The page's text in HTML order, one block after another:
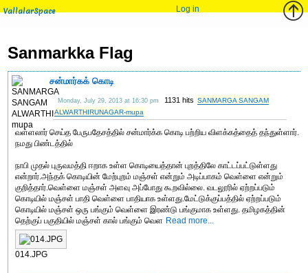
VallalarSpace Log in
Sanmarkka Flag
சன்மார்கக் கொடி
Monday, July 29, 2013 at 16:30 pm 1131 hits SANMARGA SANGAM
ALWARTHIRUNAGAR-mupa
வள்ளலார் செய்த பேருபதேசத்தில் சன்மார்க்க கொடி பற்றிய விளக்கத்தைத் தந்துள்ளார்.
நமது பிண்டத்தில்
நாபி முதல் புருவமத்தி ஈறாக உள்ள கொடியைத்தான் புறத்திலே காட்டப்பட்டுள்ளது
என்றார்.அந்தக் கொடியின் மேற்புறம் மஞ்சள் என்றும் அடிப்பாகம் வெள்ளை என்றும்
குறித்தார்.வெள்ளை மஞ்சள் அளவு அப்போது கூறவில்லை. வடலூரில் ஏற்றப்படும்
கொடியில் மஞ்சள் பாதி வெள்ளை பாதியாக உள்ளது.மேட்டுக்குப்பத்தில் ஏற்றப்படும்
கொடியில் மஞ்சள் ஒரு பங்கும் வெள்ளை இரண்டு பங்குமாக உள்ளது. தமிழகத்தின்
தெற்குப் பகுதியில் மஞ்சள் கால் பங்கும் வெள Read more...
014.JPG